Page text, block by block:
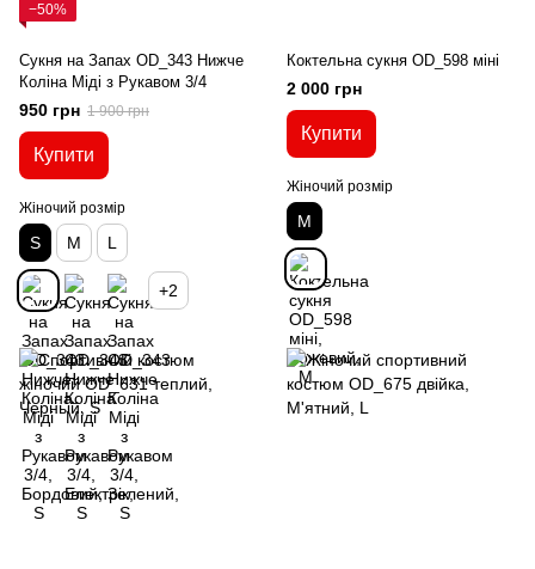
−50%
Сукня на Запах OD_343 Нижче
Коліна Міді з Рукавом 3/4
950 грн 1 900 грн
Купити
Жіночий розмір
S M L
+2
Коктельна сукня OD_598 міні
2 000 грн
Купити
Жіночий розмір
M